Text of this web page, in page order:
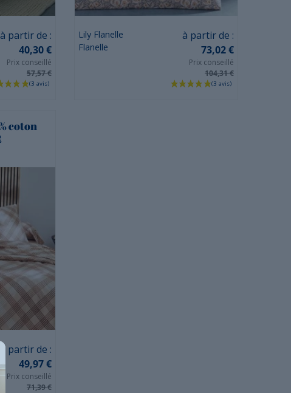
à partir de :
40,30 €
Prix conseillé
57,57 €
Lily Flanelle
Flanelle
à partir de :
Prix
73,02 €
Prix conseillé
104,31 €
coton
à partir de :
49,97 €
Prix conseillé
71,39 €